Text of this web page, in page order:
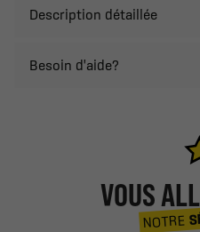
Description détaillée
Besoin d'aide?
VOUS
NOTRE